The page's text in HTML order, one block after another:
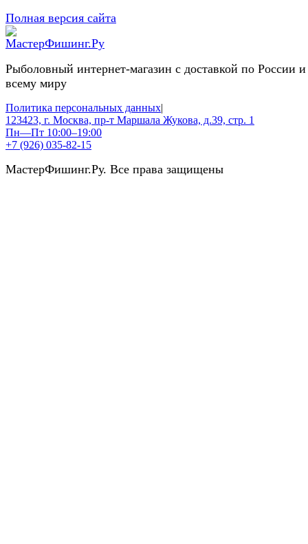
Полная версия сайта
Рыболовный интернет-магазин с доставкой по России и
всему миру
Политика персональных данных|
123423, г. Москва, пр-т Маршала Жукова, д.39, стр. 1
Пн—Пт 10:00–19:00
+7 (926) 035-82-15
МастерФишинг.Ру. Все права защищены